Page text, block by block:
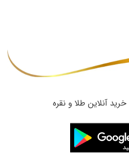
آنلاین طلا و نقره